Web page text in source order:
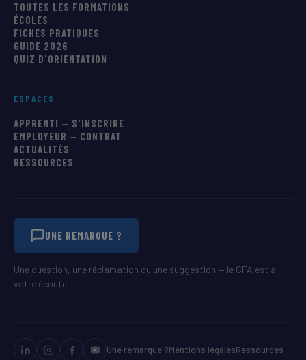
TOUTES LES FORMATIONS
ÉCOLES
FICHES PRATIQUES
GUIDE 2026
QUIZ D'ORIENTATION
ESPACES
APPRENTI — S'INSCRIRE
EMPLOYEUR — CONTRAT
ACTUALITÉS
RESSOURCES
UNE REMARQUE ?
Une question, une réclamation ou une suggestion — le CFA est à
votre écoute.
Une remarque ?Mentions légalesRessources